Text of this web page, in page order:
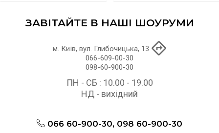
ЗАВІТАЙТЕ В НАШІ ШОУРУМИ
м. Київ, вул. Глибочицька, 13
066-609-00-30
098-60-900-30
ПН - СБ : 10.00 - 19.00
НД - вихідний
066 60-900-30, 098 60-900-30